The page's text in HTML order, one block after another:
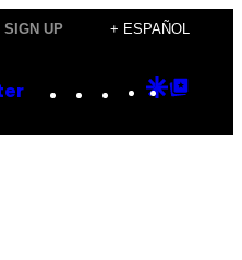
SIGN UP + ESPAÑOL
Instagram
TikTok
YouTube
Google